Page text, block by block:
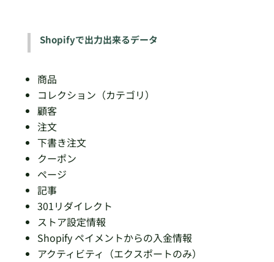
Shopifyで出力出来るデータ
商品
コレクション（カテゴリ）
顧客
注文
下書き注文
クーポン
ページ
記事
301リダイレクト
ストア設定情報
Shopify ペイメントからの入金情報
アクティビティ（エクスポートのみ）